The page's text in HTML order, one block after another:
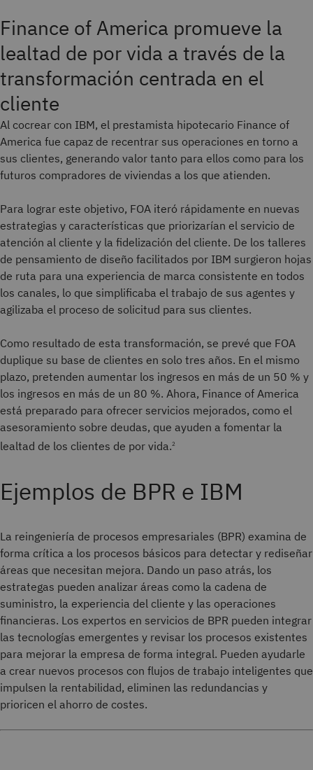
Finance of America promueve la
lealtad de por vida a través de la
transformación centrada en el
cliente
Al cocrear con IBM, el prestamista hipotecario Finance of
America fue capaz de recentrar sus operaciones en torno a
sus clientes, generando valor tanto para ellos como para los
futuros compradores de viviendas a los que atienden.
Para lograr este objetivo, FOA iteró rápidamente en nuevas
estrategias y características que priorizarían el servicio de
atención al cliente y la fidelización del cliente. De los talleres
de pensamiento de diseño facilitados por IBM surgieron hojas
de ruta para una experiencia de marca consistente en todos
los canales, lo que simplificaba el trabajo de sus agentes y
agilizaba el proceso de solicitud para sus clientes.
Como resultado de esta transformación, se prevé que FOA
duplique su base de clientes en solo tres años. En el mismo
plazo, pretenden aumentar los ingresos en más de un 50 % y
los ingresos en más de un 80 %. Ahora, Finance of America
está preparado para ofrecer servicios mejorados, como el
asesoramiento sobre deudas, que ayuden a fomentar la
lealtad de los clientes de por vida.2
Ejemplos de BPR e IBM
La reingeniería de procesos empresariales (BPR) examina de
forma crítica a los procesos básicos para detectar y rediseñar
áreas que necesitan mejora. Dando un paso atrás, los
estrategas pueden analizar áreas como la cadena de
suministro, la experiencia del cliente y las operaciones
financieras. Los expertos en servicios de BPR pueden integrar
las tecnologías emergentes y revisar los procesos existentes
para mejorar la empresa de forma integral. Pueden ayudarle
a crear nuevos procesos con flujos de trabajo inteligentes que
impulsen la rentabilidad, eliminen las redundancias y
prioricen el ahorro de costes.